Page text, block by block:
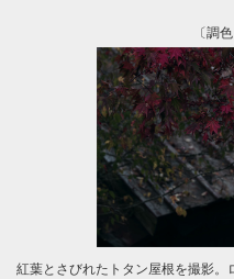
〔調
紅葉とさびれたトタン屋根を撮影。